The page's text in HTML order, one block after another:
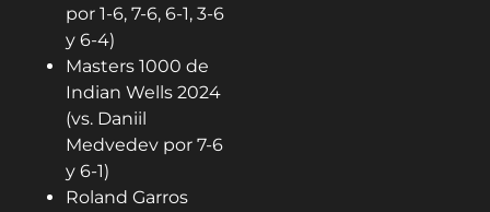
por 1-6, 7-6, 6-1, 3-6
y 6-4)
Masters 1000 de
Indian Wells 2024
(vs. Daniil
Medvedev por 7-6
y 6-1)
Roland Garros